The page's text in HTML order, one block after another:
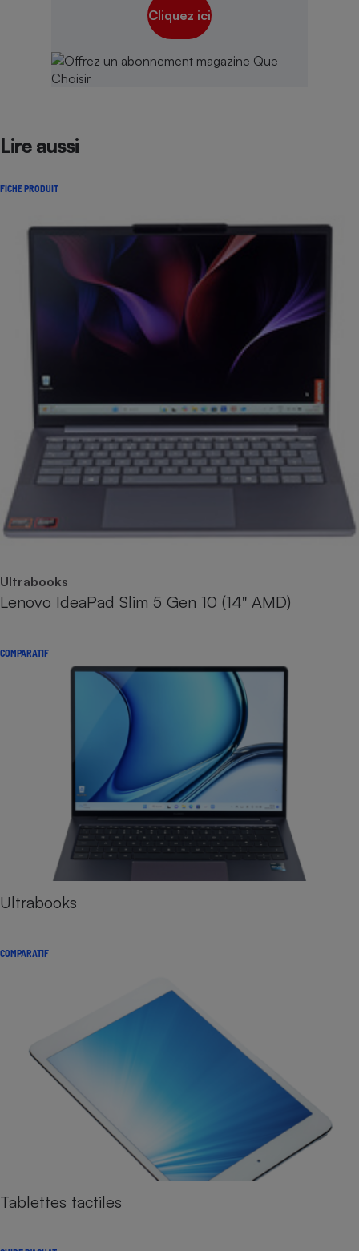
Cliquez ici
Lire aussi
FICHE PRODUIT
Ultrabooks
Lenovo IdeaPad Slim 5 Gen 10 (14" AMD)
COMPARATIF
Ultrabooks
COMPARATIF
Tablettes tactiles